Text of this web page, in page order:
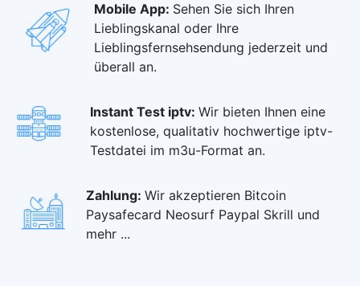
Mobile App: Sehen Sie sich Ihren
Lieblingskanal oder Ihre
Lieblingsfernsehsendung jederzeit und
überall an.
Instant Test iptv: Wir bieten Ihnen eine
kostenlose, qualitativ hochwertige iptv-
Testdatei im m3u-Format an.
Zahlung: Wir akzeptieren Bitcoin
Paysafecard Neosurf Paypal Skrill und
mehr ...